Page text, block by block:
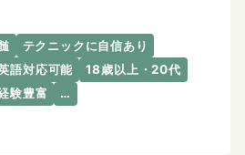
テクニックに自信あり
語対応可能
18歳以上・20代
験豊富 …